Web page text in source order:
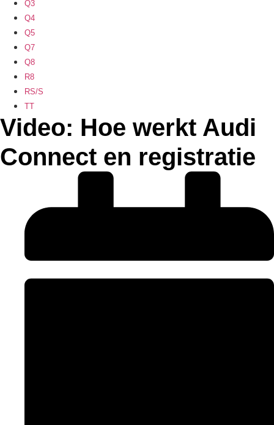
Q3
Q4
Q5
Q7
Q8
R8
RS/S
TT
Video: Hoe werkt Audi
Connect en registratie